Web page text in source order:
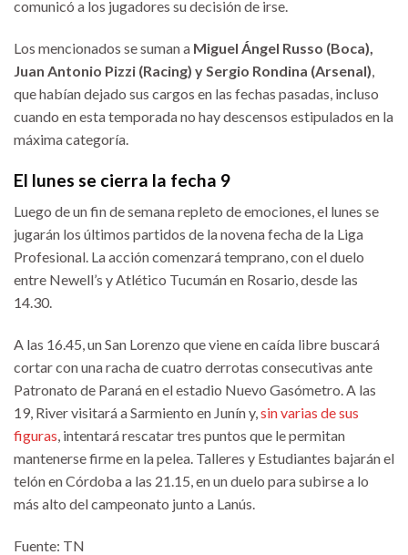
comunicó a los jugadores su decisión de irse.
Los mencionados se suman a Miguel Ángel Russo (Boca),
Juan Antonio Pizzi (Racing) y Sergio Rondina (Arsenal),
que habían dejado sus cargos en las fechas pasadas, incluso
cuando en esta temporada no hay descensos estipulados en la
máxima categoría.
El lunes se cierra la fecha 9
Luego de un fin de semana repleto de emociones, el lunes se
jugarán los últimos partidos de la novena fecha de la Liga
Profesional. La acción comenzará temprano, con el duelo
entre Newell’s y Atlético Tucumán en Rosario, desde las
14.30.
A las 16.45, un San Lorenzo que viene en caída libre buscará
cortar con una racha de cuatro derrotas consecutivas ante
Patronato de Paraná en el estadio Nuevo Gasómetro. A las
19, River visitará a Sarmiento en Junín y,sin varias de sus
figuras, intentará rescatar tres puntos que le permitan
mantenerse firme en la pelea. Talleres y Estudiantes bajarán el
telón en Córdoba a las 21.15, en un duelo para subirse a lo
más alto del campeonato junto a Lanús.
Fuente: TN